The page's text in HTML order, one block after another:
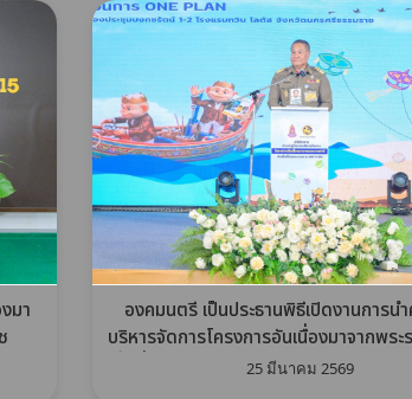
มา
องคมนตรี เป็นประธานพิธีเปิดงานการน
บริหารจัดการโครงการอันเนื่องมาจากพระ
พื้นที่ด้วยกระบวนการ One Plan มาสนับส
25 มีนาคม 2569